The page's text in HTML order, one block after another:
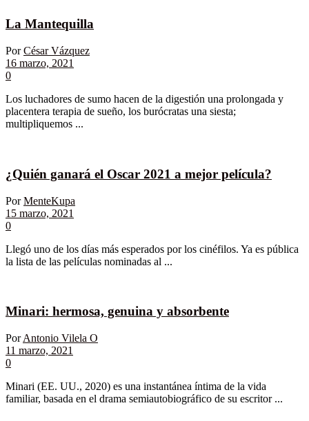
La Mantequilla
Por César Vázquez
16 marzo, 2021
0
Los luchadores de sumo hacen de la digestión una prolongada y
placentera terapia de sueño, los burócratas una siesta;
multipliquemos ...
¿Quién ganará el Oscar 2021 a mejor película?
Por MenteKupa
15 marzo, 2021
0
Llegó uno de los días más esperados por los cinéfilos. Ya es pública
la lista de las películas nominadas al ...
Minari: hermosa, genuina y absorbente
Por Antonio Vilela O
11 marzo, 2021
0
Minari (EE. UU., 2020) es una instantánea íntima de la vida
familiar, basada en el drama semiautobiográfico de su escritor ...